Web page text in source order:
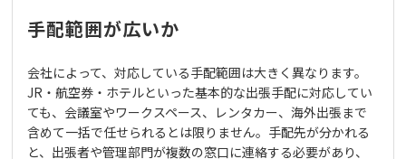
手配範囲が広いか
会社によって、対応している手配範囲は大きく異なります。
JR・航空券・ホテルといった基本的な出張手配に対応してい
ても、会議室やワークスペース、レンタカー、海外出張まで
含めて一括で任せられるとは限りません。手配先が分かれる
と、出張者や管理部門が複数の窓口に連絡する必要があり、